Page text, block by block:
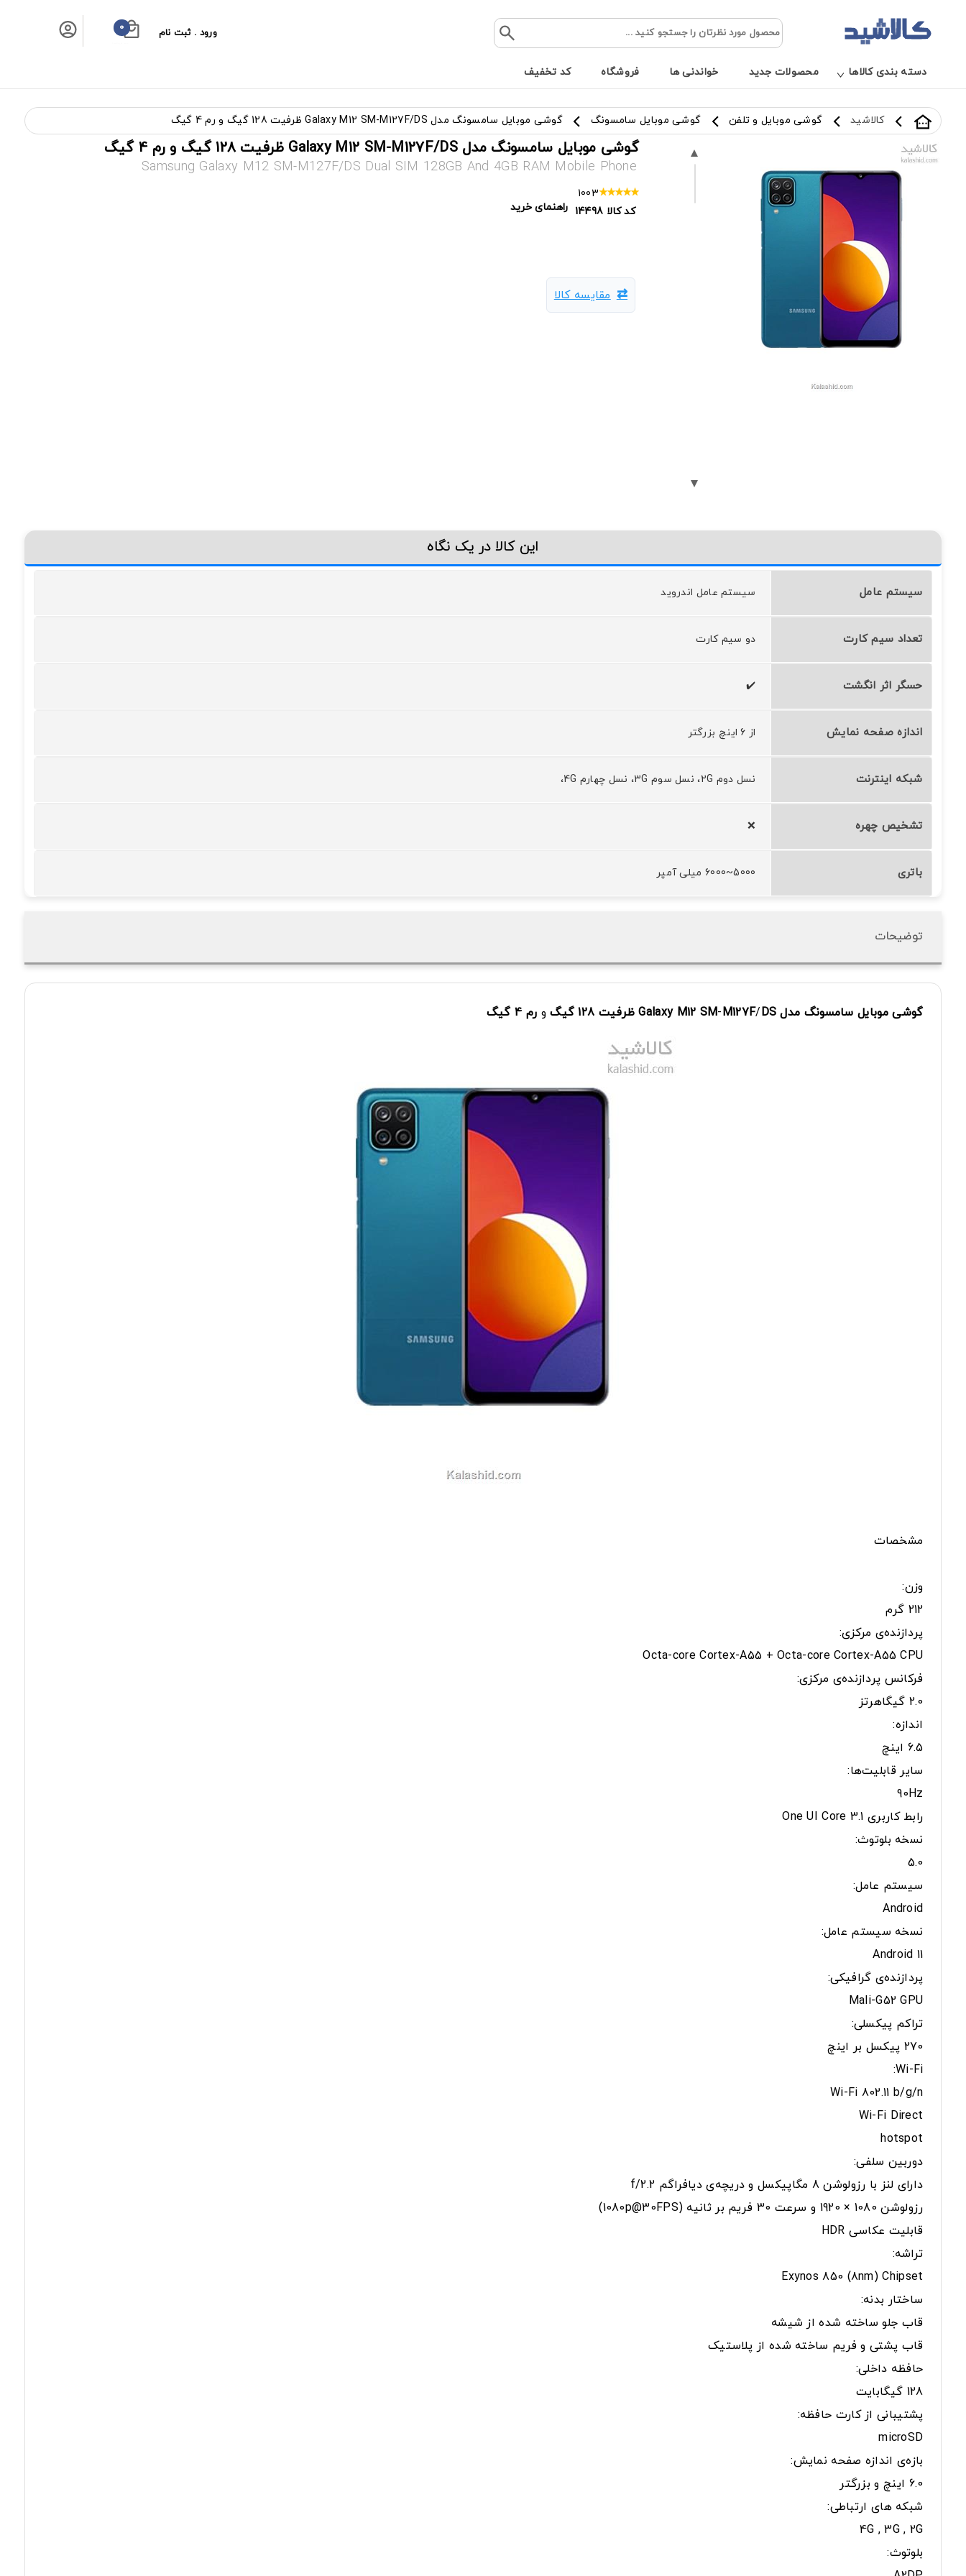
ورود . ثبت نام 0
دسته بندی کالاها محصولات جدید خواندنی ها فروشگاه کد تخفیف
کالاشید گوشی موبایل و تلفن گوشی موبایل سامسونگ گوشی موبایل سامسونگ مدل Galaxy M12 SM-M127F/DS ظرفیت 128 گیگ و رم 4 گیگ
گوشی موبایل سامسونگ مدل Galaxy M12 SM-M127F/DS ظرفیت 128 گیگ و رم 4 گیگ
Samsung Galaxy M12 SM-M127F/DS Dual SIM 128GB And 4GB RAM Mobile Phone
1003
کد کالا 14498 راهنمای خرید
مقایسه کالا
این کالا در یک نگاه
سیستم عامل سيستم عامل اندرويد
تعداد سیم کارت دو سیم کارت
حسگر اثر انگشت ✔️
اندازه صفحه نمایش از 6 اینچ بزرگتر
شبکه اینترنت نسل دوم 2G، نسل سوم 3G، نسل چهارم 4G،
تشخیص چهره ❌
باتری 5000~6000 میلی آمپر
توضیحات
گوشی موبایل سامسونگ مدل Galaxy M12 SM-M127F/DS ظرفیت 128 گیگ و رم 4 گیگ
مشخصات
وزن:
212 گرم
پردازنده‌ی مرکزی:
Octa-core Cortex-A55 + Octa-core Cortex-A55 CPU
فرکانس پردازنده‌ی مرکزی:
2.0 گیگاهرتز
اندازه:
6.5 اینچ
سایر قابلیت‌ها:
90Hz
رابط کاربری One UI Core 3.1
نسخه بلوتوث:
5.0
سیستم عامل:
Android
نسخه سیستم عامل:
Android 11
پردازنده‌ی گرافیکی:
Mali-G52 GPU
تراکم پیکسلی:
270 پیکسل بر اینچ
Wi-Fi:
Wi-Fi 802.11 b/g/n
Wi-Fi Direct
hotspot
دوربین سلفی:
دارای لنز با رزولوشن 8 مگاپیکسل و دریچه‌ی دیافراگم f/2.2
رزولوشن 1080 × 1920 و سرعت 30 فریم بر ثانیه (1080p@30FPS)
قابلیت عکاسی HDR
تراشه:
Exynos 850 (8nm) Chipset
ساختار بدنه:
قاب جلو ساخته شده از شیشه
قاب پشتی و فریم ساخته شده از پلاستیک
حافظه داخلی:
128 گیگابایت
پشتیبانی از کارت حافظه:
microSD
بازه‌ی اندازه صفحه نمایش:
6.0 اینچ و بزرگتر
شبکه های ارتباطی:
4G , 3G , 2G
بلوتوث: